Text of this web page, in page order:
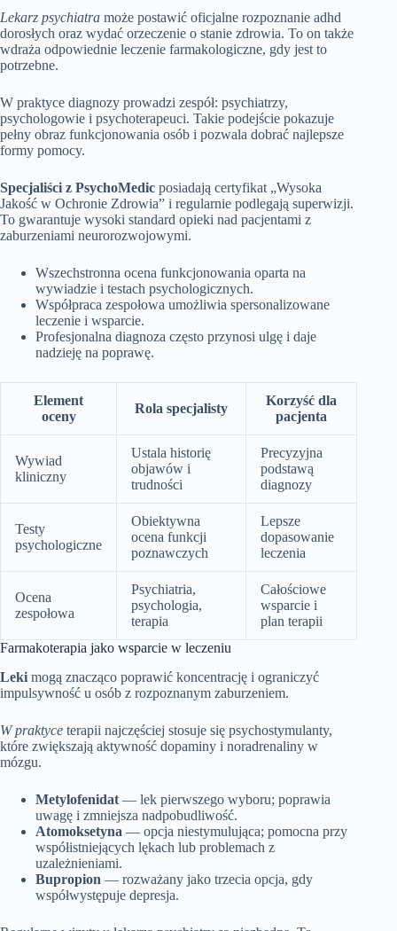
Lekarz psychiatra może postawić oficjalne rozpoznanie adhd
dorosłych oraz wydać orzeczenie o stanie zdrowia. To on także
wdraża odpowiednie leczenie farmakologiczne, gdy jest to
potrzebne.
W praktyce diagnozy prowadzi zespół: psychiatrzy,
psychologowie i psychoterapeuci. Takie podejście pokazuje
pełny obraz funkcjonowania osób i pozwala dobrać najlepsze
formy pomocy.
Specjaliści z PsychoMedic posiadają certyfikat „Wysoka
Jakość w Ochronie Zdrowia” i regularnie podlegają superwizji.
To gwarantuje wysoki standard opieki nad pacjentami z
zaburzeniami neurorozwojowymi.
Wszechstronna ocena funkcjonowania oparta na
wywiadzie i testach psychologicznych.
Współpraca zespołowa umożliwia spersonalizowane
leczenie i wsparcie.
Profesjonalna diagnoza często przynosi ulgę i daje
nadzieję na poprawę.
Element
oceny
Rola specjalisty
Korzyść dla
pacjenta
Wywiad
kliniczny
Ustala historię
objawów i
trudności
Precyzyjna
podstawą
diagnozy
Testy
psychologiczne
Obiektywna
ocena funkcji
poznawczych
Lepsze
dopasowanie
leczenia
Ocena
zespołowa
Psychiatria,
psychologia,
terapia
Całościowe
wsparcie i
plan terapii
Farmakoterapia jako wsparcie w leczeniu
Leki mogą znacząco poprawić koncentrację i ograniczyć
impulsywność u osób z rozpoznanym zaburzeniem.
W praktyce terapii najczęściej stosuje się psychostymulanty,
które zwiększają aktywność dopaminy i noradrenaliny w
mózgu.
Metylofenidat — lek pierwszego wyboru; poprawia
uwagę i zmniejsza nadpobudliwość.
Atomoksetyna — opcja niestymulująca; pomocna przy
współistniejących lękach lub problemach z
uzależnieniami.
Bupropion — rozważany jako trzecia opcja, gdy
współwystępuje depresja.